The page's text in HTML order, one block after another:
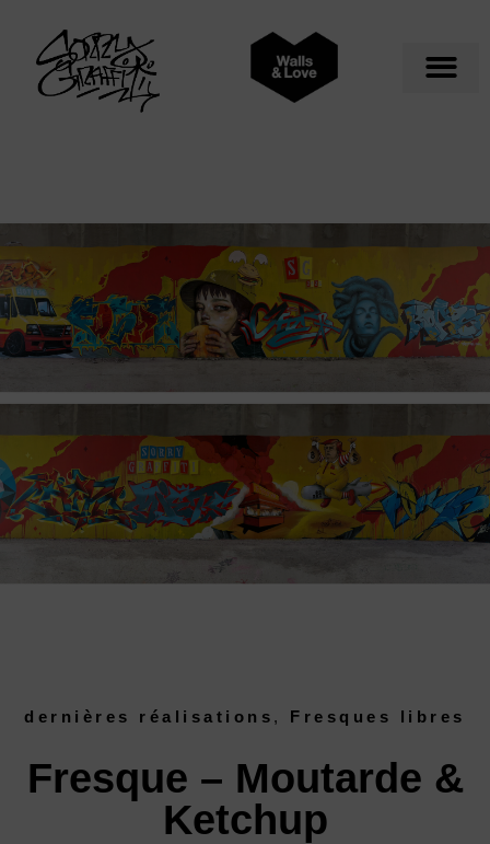
dernières réalisations , Fresques libres
Fresque – Moutarde &
Ketchup